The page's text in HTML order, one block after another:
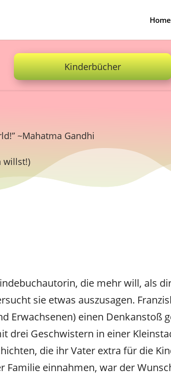
Home
Kinderbücher
~Mahatma Gandhi
willst!)
die mehr will, als
sie etwas auszusagen.
Erwachsenen) einen Denkanstoß
drei Geschwistern in einer
die ihr Vater extra für die
Familie einnahmen, war der